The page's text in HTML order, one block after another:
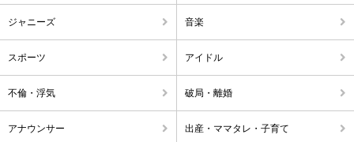
ジャニーズ 音楽
スポーツ アイドル
不倫・浮気 破局・離婚
アナウンサー 出産・ママタレ・子育て